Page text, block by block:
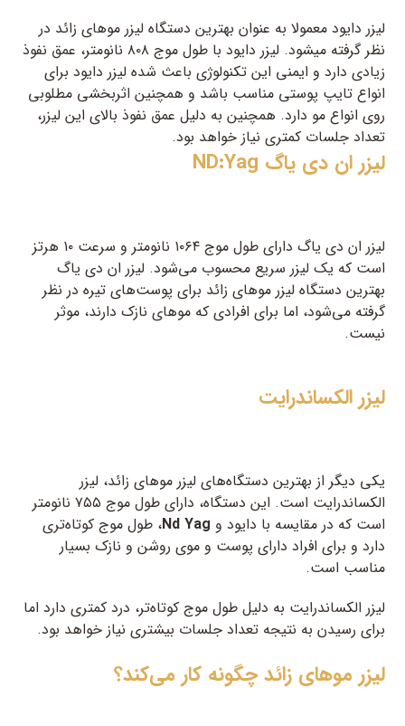
لیزر دایود معمولا به عنوان بهترین دستگاه لیزر موهای زائد در
نظر گرفته می‎شود. لیزر دایود با طول موج ۸۰۸ نانومتر، عمق نفوذ
زیادی دارد و ایمنی این تکنولوژی باعث شده لیزر دایود برای
انواع تایپ پوستی مناسب باشد و همچنین اثربخشی مطلوبی
روی انواع مو دارد. همچنین به دلیل عمق نفوذ بالای این لیزر،
تعداد جلسات کمتری نیاز خواهد بود.
لیزر ان دی یاگ ND:Yag
لیزر ان دی یاگ دارای طول موج ۱۰۶۴ نانومتر و سرعت ۱۰ هرتز
است که یک لیزر سریع محسوب می‌شود. لیزر ان دی یاگ
بهترین دستگاه لیزر موهای زائد برای پوست‌های تیره در نظر
گرفته می‌شود، اما برای افرادی که موهای نازک دارند، موثر
نیست.
لیزر الکساندرایت
یکی دیگر از بهترین دستگاه‌های لیزر موهای زائد، لیزر
الکساندرایت است. این دستگاه، دارای طول موج ۷۵۵ نانومتر
است که در مقایسه با دایود و Nd Yag، طول موج کوتاه‌تری
دارد و برای افراد دارای پوست و موی روشن و نازک بسیار
مناسب است.
لیزر الکساندرایت به دلیل طول موج کوتاه‌تر، درد کمتری دارد اما
برای رسیدن به نتیجه تعداد جلسات بیشتری نیاز خواهد بود.
لیزر موهای زائد چگونه کار می‌کند؟